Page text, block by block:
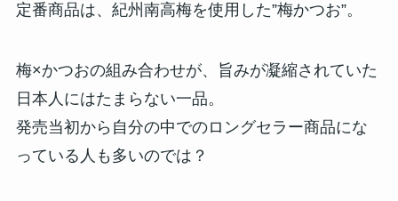
定番商品は、紀州南高梅を使用した”梅かつお”。
梅×かつおの組み合わせが、旨みが凝縮されていた
日本人にはたまらない一品。
発売当初から自分の中でのロングセラー商品にな
っている人も多いのでは？